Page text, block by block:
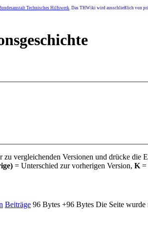
Technisches Hilfswerk. Das THWiki wird ausschließlich von
vergleichenden Versionen und drücke die
= Unterschied zur vorherigen Version, K=
Beiträge 96 Bytes +96 Bytes Die Seite wurde